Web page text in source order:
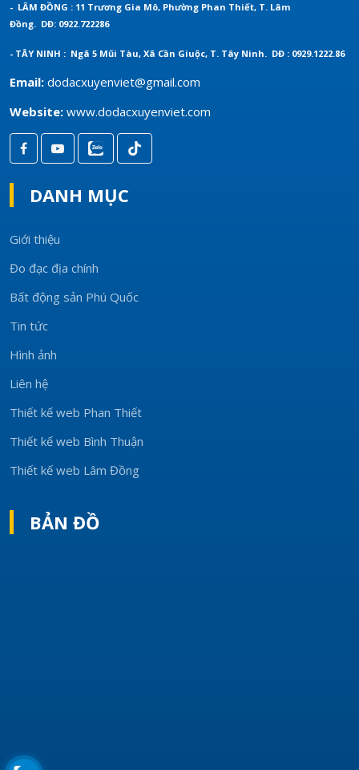
- LÂM ĐỒNG : 11 Trương Gia Mô, Phường Phan Thiết, T. Lâm
Đồng. DĐ: 0922.722286
- TÂY NINH : Ngã 5 Mũi Tàu, Xã Cần Giuộc, T. Tây Ninh. DĐ : 0929.1222.86
Email: dodacxuyenviet@gmail.com
Website: www.dodacxuyenviet.com
DANH MỤC
Giới thiệu
Đo đạc địa chính
Bất động sản Phú Quốc
Tin tức
Hình ảnh
Liên hệ
Thiết kế web Phan Thiết
Thiết kế web Bình Thuận
Thiết kế web Lâm Đồng
BẢN ĐỒ